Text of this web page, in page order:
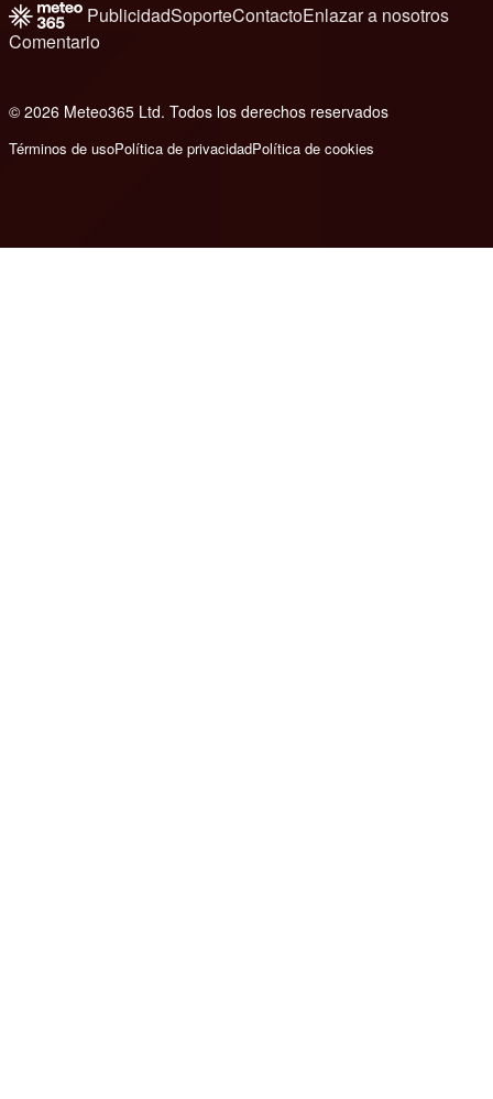
PublicidadSoporteContactoEnlazar a nosotros
Comentario
© 2026 Meteo365 Ltd. Todos los derechos reservados
Términos de usoPolítica de privacidadPolítica de cookies